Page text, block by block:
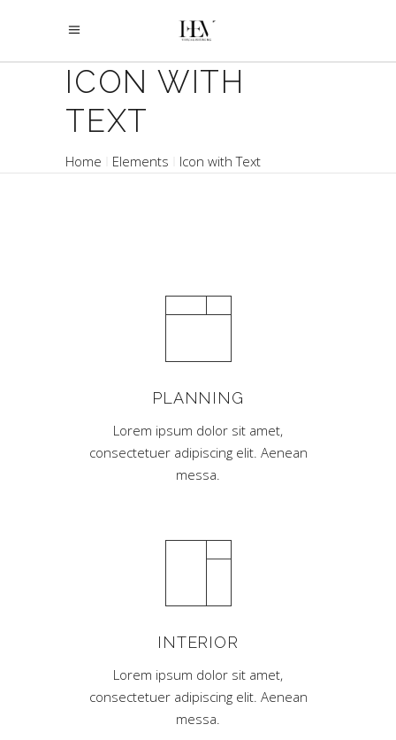
ICON WITH
TEXT
Home Elements Icon with Text
PLANNING
Lorem ipsum dolor sit amet,
consectetuer adipiscing elit. Aenean
messa.
INTERIOR
Lorem ipsum dolor sit amet,
consectetuer adipiscing elit. Aenean
messa.